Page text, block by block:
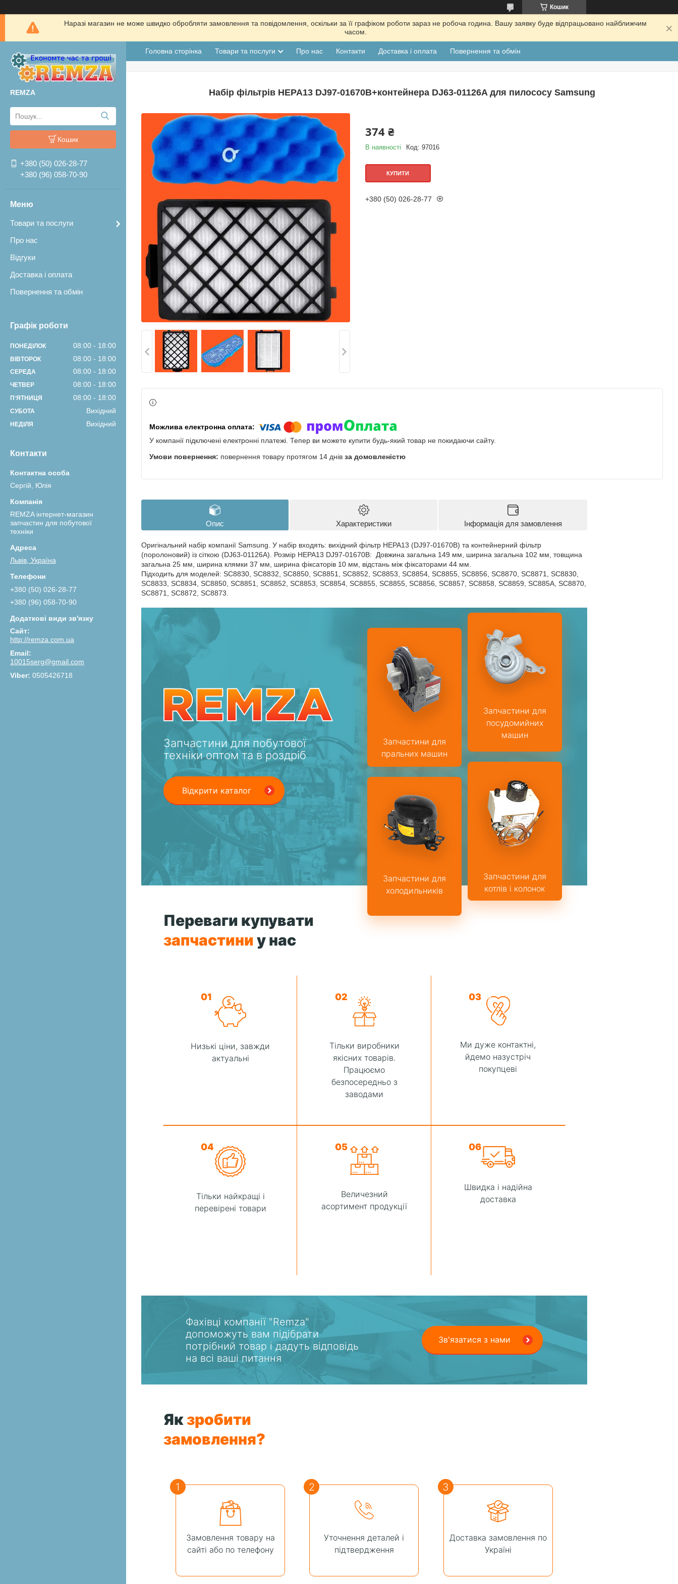
Кошик
Наразі магазин не може швидко обробляти замовлення та повідомлення, оскільки за її графіком роботи зараз не робоча година. Вашу заявку буде відпрацьовано найближчим
часом.
REMZA
Кошик
+380 (50) 026-28-77
+380 (96) 058-70-90
Товари та послуги
Про нас
Відгуки
Доставка і оплата
Повернення та обмін
Графік роботи
ПОНЕДІЛОК 08:00 18:00
ВІВТОРОК 08:00 18:00
СЕРЕДА 08:00 18:00
ЧЕТВЕР 08:00 18:00
ПʼЯТНИЦЯ 08:00 18:00
СУБОТА Вихідний
НЕДІЛЯ Вихідний
Контакти
Сергій, Юлія
REMZA інтернет-магазин
запчастин для побутової
техніки
Львів, Україна
+380 (50) 026-28-77
+380 (96) 058-70-90
http://remza.com.ua
10015serg@gmail.com
0505426718
Головна сторінка Товари та послуги Про нас Контакти Доставка і оплата Повернення та обмін
Набір фільтрів HEPA13 DJ97-01670B+контейнера DJ63-01126A для пилососу Samsung
374 ₴
В наявності Код: 97016
КУПИТИ
+380 (50) 026-28-77
У компанії підключені електронні платежі. Тепер ви можете купити будь-який товар не покидаючи сайту.
повернення товару протягом 14 днів за домовленістю
Опис Характеристики Інформація для замовлення
Оригінальний набір компанії Samsung. У набір входять: вихідний фільтр HEPA13 (DJ97-01670B) та контейнерний фільтр
(поролоновий) із сіткою (DJ63-01126A). Розмір HEPA13 DJ97-01670B: Довжина загальна 149 мм, ширина загальна 102 мм, товщина
загальна 25 мм, ширина клямки 37 мм, ширина фіксаторів 10 мм, відстань між фіксаторами 44 мм.
Підходить для моделей: SC8830, SC8832, SC8850, SC8851, SC8852, SC8853, SC8854, SC8855, SC8856, SC8870, SC8871, SC8830,
SC8833, SC8834, SC8850, SC8851, SC8852, SC8853, SC8854, SC8855, SC8855, SC8856, SC8857, SC8858, SC8859, SC885A, SC8870,
SC8871, SC8872, SC8873.
Запчастини для побутової
техніки оптом та в роздріб
Відкрити каталог
Запчастини для
пральних машин
Запчастини для
посудомийних
машин
Запчастини для
холодильників
Запчастини для
котлів і колонок
Переваги купувати
запчастиниу нас
01
Низькі ціни, завжди
актуальні
02
Тільки виробники
якісних товарів.
Працюємо
безпосередньо з
заводами
03
Ми дуже контактні,
йдемо назустріч
покупцеві
04
Тільки найкращі і
перевірені товари
05
Величезний
асортимент продукції
06
Швидка і надійна
доставка
Фахівці компанії "Remza"
допоможуть вам підібрати
потрібний товар і дадуть відповідь
на всі ваші питання
Зв'язатися з нами
Якзробити
замовлення?
1
Замовлення товару на
сайті або по телефону
2
Уточнення деталей і
підтвердження
3
Доставка замовлення по
Україні